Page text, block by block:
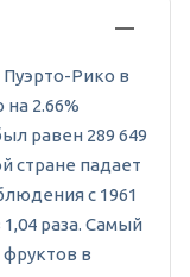
Рико в
на 2.66%
равен 289 649
стране падает
с 1961
раза. Самый
в